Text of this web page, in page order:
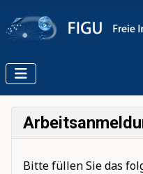
Bitte füllen Sie das